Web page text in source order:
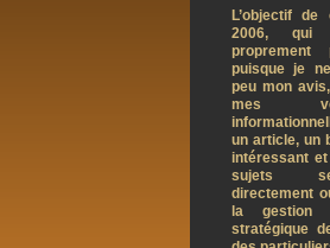
L’objectif
2006,
puisque je
peu mon
mes
un article, un
intéressant
sujets
directement
la gestion
stratégique